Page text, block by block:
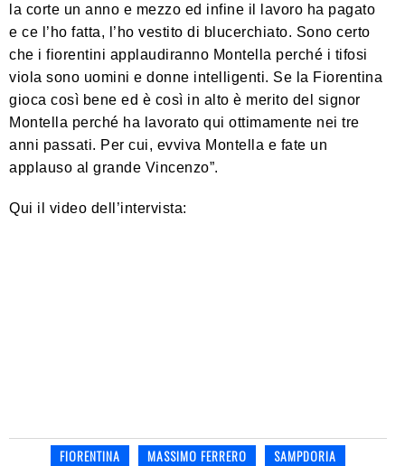
la corte un anno e mezzo ed infine il lavoro ha pagato
e ce l’ho fatta, l’ho vestito di blucerchiato. Sono certo
che i fiorentini applaudiranno Montella perché i tifosi
viola sono uomini e donne intelligenti. Se la Fiorentina
gioca così bene ed è così in alto è merito del signor
Montella perché ha lavorato qui ottimamente nei tre
anni passati. Per cui, evviva Montella e fate un
applauso al grande Vincenzo”.
Qui il video dell’intervista:
FIORENTINA MASSIMO FERRERO
SAMPDORIA